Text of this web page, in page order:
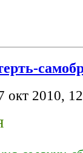
окт 2010,